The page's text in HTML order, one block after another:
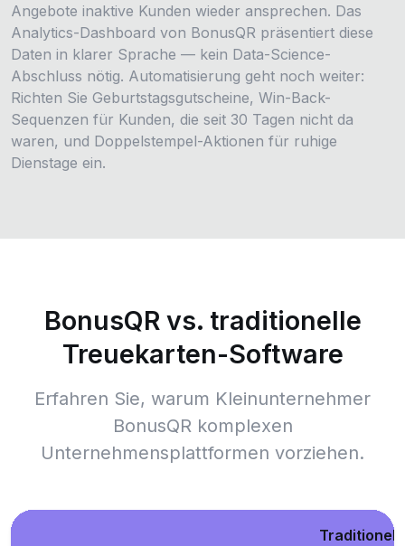
Angebote inaktive Kunden wieder ansprechen. Das
Analytics-Dashboard von BonusQR präsentiert diese
Daten in klarer Sprache — kein Data-Science-
Abschluss nötig. Automatisierung geht noch weiter:
Richten Sie Geburtstagsgutscheine, Win-Back-
Sequenzen für Kunden, die seit 30 Tagen nicht da
waren, und Doppelstempel-Aktionen für ruhige
Dienstage ein.
BonusQR vs. traditionelle
Treuekarten-Software
Erfahren Sie, warum Kleinunternehmer
BonusQR komplexen
Unternehmensplattformen vorziehen.